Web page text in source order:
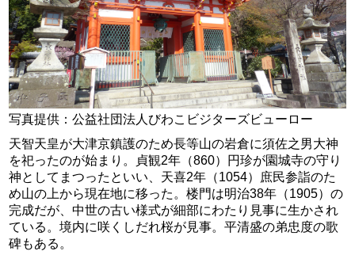
写真提供：公益社団法人びわこビジターズビューロー
天智天皇が大津京鎮護のため長等山の岩倉に須佐之男大神
を祀ったのが始まり。貞観2年（860）円珍が園城寺の守り
神としてまつったといい、天喜2年（1054）庶民参詣のた
め山の上から現在地に移った。楼門は明治38年（1905）の
完成だが、中世の古い様式が細部にわたり見事に生かされ
ている。境内に咲くしだれ桜が見事。平清盛の弟忠度の歌
碑もある。